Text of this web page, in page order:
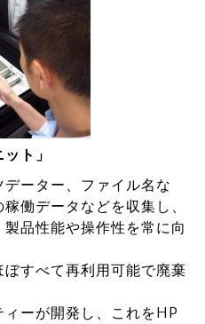
ト」
ーター、ファイル名な
働データなどを収集し、
品性能や操作性を常に向
すべて再利用可能で廃棄
ーが開発し、これをHP